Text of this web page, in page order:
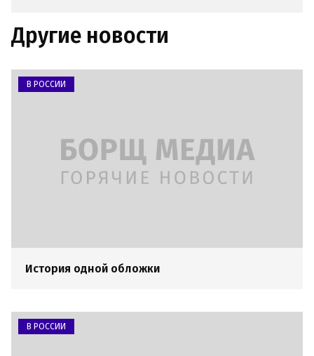
Другие новости
В РОССИИ
История одной обложки
В РОССИИ